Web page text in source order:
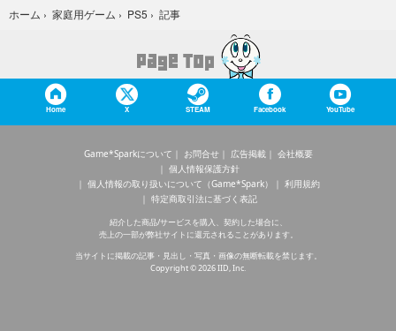
ホーム › 家庭用ゲーム › PS5 › 記事
Home X STEAM Facebook YouTube
Game*Sparkについて お問合せ 広告掲載
会社概要
個人情報保護方針
個人情報の取り扱いについて（Game*Spark）
利用規約
特定商取引法に基づく表記
紹介した商品/サービスを購入、契約した場合に、
売上の一部が弊社サイトに還元されることがあります。
当サイトに掲載の記事・見出し・写真・画像の無断転載を禁じます。
Copyright © 2026 IID, Inc.